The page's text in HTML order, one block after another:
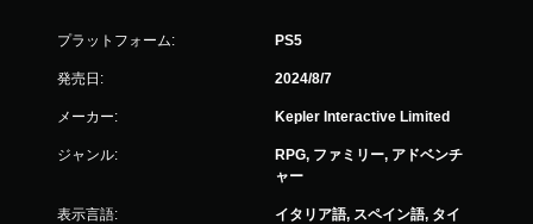
プラットフォーム: PS5
発売日: 2024/8/7
メーカー: Kepler Interactive Limited
ジャンル:
RPG, ファミリー, アドベンチ
ャー
表示言語:
イタリア語, スペイン語, タイ